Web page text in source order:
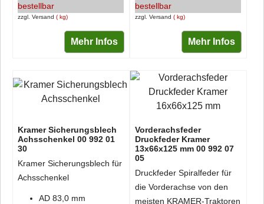
zzgl. Versand kg
bestellbar
Mehr Infos
zzgl. Versand kg
bestellbar
Mehr Infos
Kramer Sicherungsblech
Achsschenkel 00 992 01
30
Kramer Sicherungsblech für
Achsschenkel
AD 83,0 mm
Vorderachsfeder
Druckfeder Kramer
13x66x125 mm 00 992 07
05
Druckfeder Spiralfeder für
die Vorderachse von den
meisten KRAMER-Traktoren